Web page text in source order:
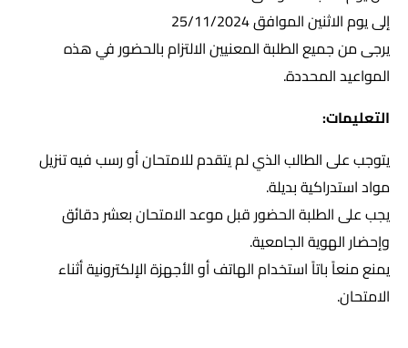
إلى يوم الاثنين الموافق 25/11/2024
يرجى من جميع الطلبة المعنيين الالتزام بالحضور في هذه
المواعيد المحددة.
التعليمات:
يتوجب على الطالب الذي لم يتقدم للامتحان أو رسب فيه تنزيل
مواد استدراكية بديلة.
يجب على الطلبة الحضور قبل موعد الامتحان بعشر دقائق
وإحضار الهوية الجامعية.
يمنع منعاً باتاً استخدام الهاتف أو الأجهزة الإلكترونية أثناء
الامتحان.